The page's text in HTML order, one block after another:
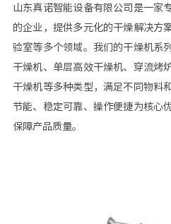
山东真诺智能设备有限公司是一家
的企业，提供多元化的干燥解决方
验室等多个领域。我们的干燥机系
干燥机、单层高效干燥机、穿流烤
干燥机等多种类型，满足不同物料
节能、稳定可靠、操作便捷为核心
保障产品质量。